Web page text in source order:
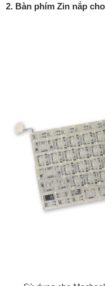
2. Bàn phím Zin nắp